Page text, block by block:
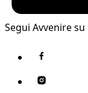
Segui Avvenire su